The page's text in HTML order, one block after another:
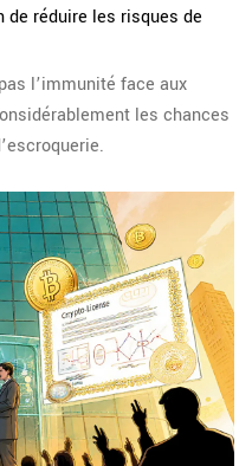
de réduire les risques de
l’immunité face aux
les chances